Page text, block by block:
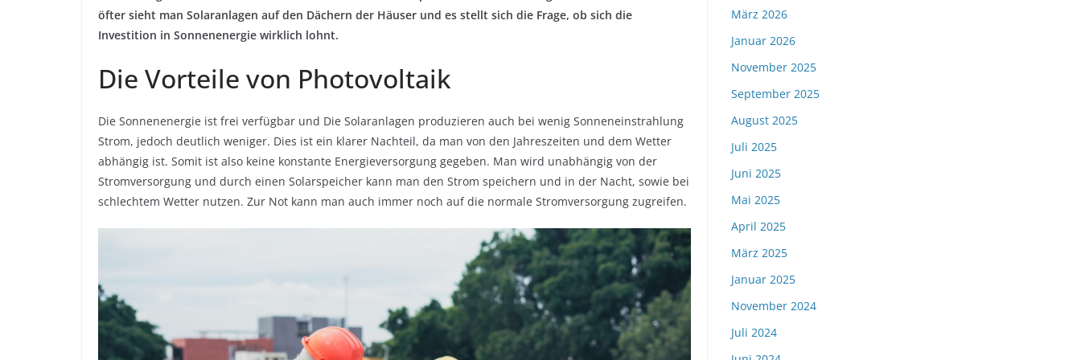
öfter sieht man Solaranlagen auf den Dächern der Häuser und es stellt sich die Frage, ob sich die
Investition in Sonnenenergie wirklich lohnt.
Die Vorteile von Photovoltaik
Die Sonnenenergie ist frei verfügbar und Die Solaranlagen produzieren auch bei wenig Sonneneinstrahlung
Strom, jedoch deutlich weniger. Dies ist ein klarer Nachteil, da man von den Jahreszeiten und dem Wetter
abhängig ist. Somit ist also keine konstante Energieversorgung gegeben. Man wird unabhängig von der
Stromversorgung und durch einen Solarspeicher kann man den Strom speichern und in der Nacht, sowie bei
schlechtem Wetter nutzen. Zur Not kann man auch immer noch auf die normale Stromversorgung zugreifen.
März 2026
Januar 2026
November 2025
September 2025
August 2025
Juli 2025
Juni 2025
Mai 2025
April 2025
März 2025
Januar 2025
November 2024
Juli 2024